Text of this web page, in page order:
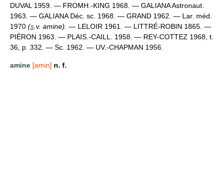
DUVAL 1959. — FROMH.-KING 1968. — GALIANA Astronaut.
1963. — GALIANA Déc. sc. 1968. — GRAND 1962. — Lar. méd.
1970 (s .v. amine). — LELOIR 1961. — LITTRÉ-ROBIN 1865. —
PIÉRON 1963. — PLAIS.-CAILL. 1958. — REY-COTTEZ 1968, t.
36, p. 332. — Sc. 1962. — UV.-CHAPMAN 1956.
amine [amin] n. f.